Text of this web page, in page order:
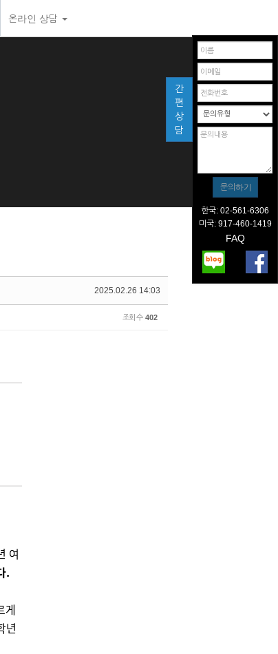
온라인 상담
2025.02.26 14:03
조회 수 402
여
.
게
년
간
편
상
담
한국: 02-561-6306
미국: 917-460-1419
FAQ